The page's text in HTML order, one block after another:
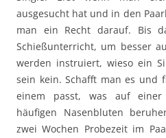
ausgesucht hat und in den
man ein Recht darauf. Bis
Schießunterricht, um besser
werden instruiert, wieso ein
sein kein. Schafft man es und
einem passt, was auf
häufigen Nasenbluten
zwei Wochen Probezeit im